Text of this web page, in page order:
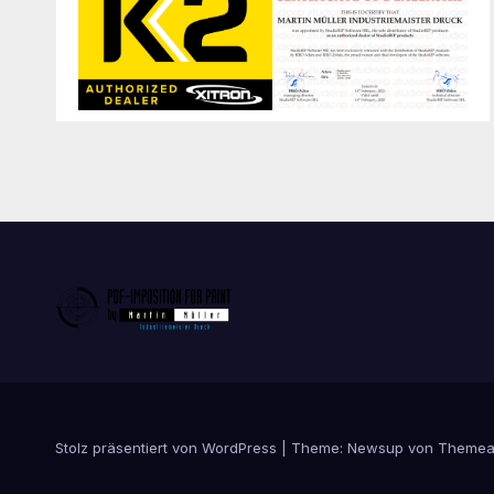
Stolz präsentiert von WordPress Theme: Newsup von